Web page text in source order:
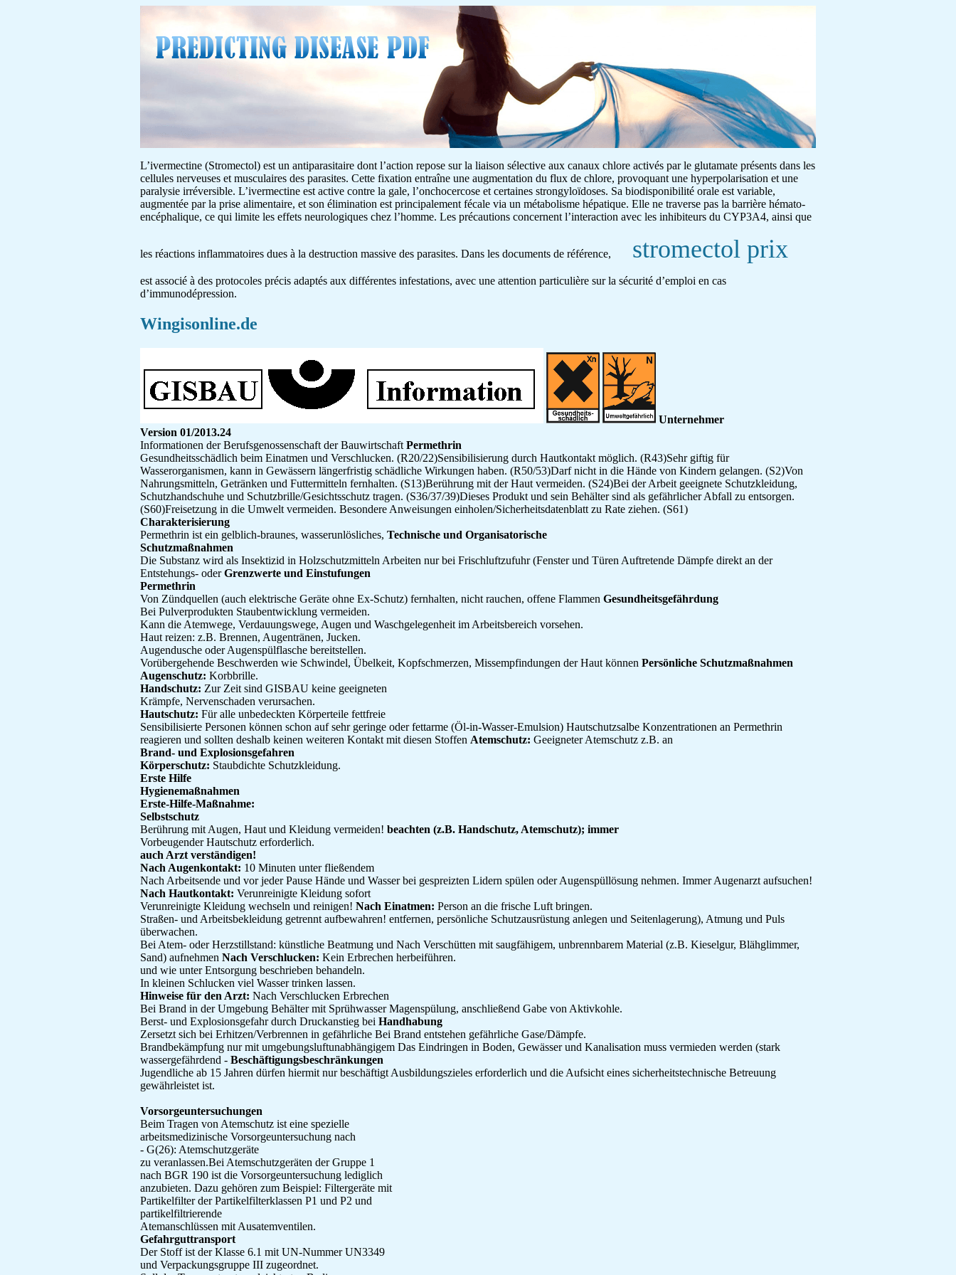
L’ivermectine (Stromectol) est un antiparasitaire dont l’action repose sur la liaison sélective aux canaux chlore activés par le glutamate présents dans les
cellules nerveuses et musculaires des parasites. Cette fixation entraîne une augmentation du flux de chlore, provoquant une hyperpolarisation et une
paralysie irréversible. L’ivermectine est active contre la gale, l’onchocercose et certaines strongyloïdoses. Sa biodisponibilité orale est variable,
augmentée par la prise alimentaire, et son élimination est principalement fécale via un métabolisme hépatique. Elle ne traverse pas la barrière hémato-
encéphalique, ce qui limite les effets neurologiques chez l’homme. Les précautions concernent l’interaction avec les inhibiteurs du CYP3A4, ainsi que
les réactions inflammatoires dues à la destruction massive des parasites. Dans les documents de référence, stromectol prix
est associé à des protocoles précis adaptés aux différentes infestations, avec une attention particulière sur la sécurité d’emploi en cas
d’immunodépression.
Wingisonline.de
Unternehmer
Version 01/2013.24
Informationen der Berufsgenossenschaft der Bauwirtschaft Permethrin
Gesundheitsschädlich beim Einatmen und Verschlucken. (R20/22)Sensibilisierung durch Hautkontakt möglich. (R43)Sehr giftig für
Wasserorganismen, kann in Gewässern längerfristig schädliche Wirkungen haben. (R50/53)Darf nicht in die Hände von Kindern gelangen. (S2)Von
Nahrungsmitteln, Getränken und Futtermitteln fernhalten. (S13)Berührung mit der Haut vermeiden. (S24)Bei der Arbeit geeignete Schutzkleidung,
Schutzhandschuhe und Schutzbrille/Gesichtsschutz tragen. (S36/37/39)Dieses Produkt und sein Behälter sind als gefährlicher Abfall zu entsorgen.
(S60)Freisetzung in die Umwelt vermeiden. Besondere Anweisungen einholen/Sicherheitsdatenblatt zu Rate ziehen. (S61)
Charakterisierung
Permethrin ist ein gelblich-braunes, wasserunlösliches, Technische und Organisatorische
Schutzmaßnahmen
Die Substanz wird als Insektizid in Holzschutzmitteln Arbeiten nur bei Frischluftzufuhr (Fenster und Türen Auftretende Dämpfe direkt an der
Entstehungs- oderGrenzwerte und Einstufungen
Permethrin
Von Zündquellen (auch elektrische Geräte ohne Ex-Schutz) fernhalten, nicht rauchen, offene Flammen Gesundheitsgefährdung
Bei Pulverprodukten Staubentwicklung vermeiden.
Kann die Atemwege, Verdauungswege, Augen und Waschgelegenheit im Arbeitsbereich vorsehen.
Haut reizen: z.B. Brennen, Augentränen, Jucken.
Augendusche oder Augenspülflasche bereitstellen.
Vorübergehende Beschwerden wie Schwindel, Übelkeit, Kopfschmerzen, Missempfindungen der Haut können Persönliche Schutzmaßnahmen
Augenschutz: Korbbrille.
Handschutz: Zur Zeit sind GISBAU keine geeigneten
Krämpfe, Nervenschaden verursachen.
Hautschutz: Für alle unbedeckten Körperteile fettfreie
Sensibilisierte Personen können schon auf sehr geringe oder fettarme (Öl-in-Wasser-Emulsion) Hautschutzsalbe Konzentrationen an Permethrin
reagieren und sollten deshalb keinen weiteren Kontakt mit diesen Stoffen Atemschutz: Geeigneter Atemschutz z.B. an
Brand- und Explosionsgefahren
Körperschutz: Staubdichte Schutzkleidung.
Erste Hilfe
Hygienemaßnahmen
Erste-Hilfe-Maßnahme:
Selbstschutz
Berührung mit Augen, Haut und Kleidung vermeiden! beachten (z.B. Handschutz, Atemschutz); immer
Vorbeugender Hautschutz erforderlich.
auch Arzt verständigen!
Nach Augenkontakt: 10 Minuten unter fließendem
Nach Arbeitsende und vor jeder Pause Hände und Wasser bei gespreizten Lidern spülen oder Augenspüllösung nehmen. Immer Augenarzt aufsuchen!
Nach Hautkontakt: Verunreinigte Kleidung sofort
Verunreinigte Kleidung wechseln und reinigen! Nach Einatmen: Person an die frische Luft bringen.
Straßen- und Arbeitsbekleidung getrennt aufbewahren! entfernen, persönliche Schutzausrüstung anlegen und Seitenlagerung), Atmung und Puls
überwachen.
Bei Atem- oder Herzstillstand: künstliche Beatmung und Nach Verschütten mit saugfähigem, unbrennbarem Material (z.B. Kieselgur, Blähglimmer,
Sand) aufnehmen Nach Verschlucken: Kein Erbrechen herbeiführen.
und wie unter Entsorgung beschrieben behandeln.
In kleinen Schlucken viel Wasser trinken lassen.
Hinweise für den Arzt: Nach Verschlucken Erbrechen
Bei Brand in der Umgebung Behälter mit Sprühwasser Magenspülung, anschließend Gabe von Aktivkohle.
Berst- und Explosionsgefahr durch Druckanstieg bei Handhabung
Zersetzt sich bei Erhitzen/Verbrennen in gefährliche Bei Brand entstehen gefährliche Gase/Dämpfe.
Brandbekämpfung nur mit umgebungsluftunabhängigem Das Eindringen in Boden, Gewässer und Kanalisation muss vermieden werden (stark
wassergefährdend - Beschäftigungsbeschränkungen
Jugendliche ab 15 Jahren dürfen hiermit nur beschäftigt Ausbildungszieles erforderlich und die Aufsicht eines sicherheitstechnische Betreuung
gewährleistet ist.
Vorsorgeuntersuchungen
Beim Tragen von Atemschutz ist eine spezielle
arbeitsmedizinische Vorsorgeuntersuchung nach
- G(26): Atemschutzgeräte
zu veranlassen.Bei Atemschutzgeräten der Gruppe 1
nach BGR 190 ist die Vorsorgeuntersuchung lediglich
anzubieten. Dazu gehören zum Beispiel: Filtergeräte mit
Partikelfilter der Partikelfilterklassen P1 und P2 und
partikelfiltrierende
Atemanschlüssen mit Ausatemventilen.
Gefahrguttransport
Der Stoff ist der Klasse 6.1 mit UN-Nummer UN3349
und Verpackungsgruppe III zugeordnet.